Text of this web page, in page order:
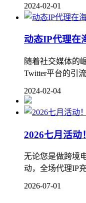
2024-02-01
动态IP代理在
随着社交媒体的
Twitter平台的引
2024-02-04
2026七月活动
无论您是做跨境
动，全场代理IP
2026-07-01